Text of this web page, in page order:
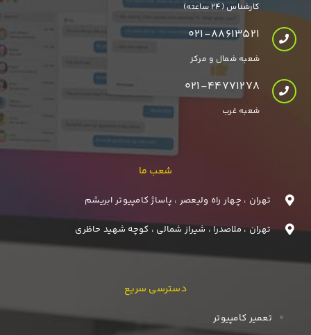
کارشناس (24 ساعته)
021-88613521
شعبه شمال و مرکز
021-44771278
شعبه غرب
شعب ما
تهران ، چهار راه ولیعصر ، پاساژ کامپیوتر ابریشم
تهران ، ملاصدرا ، شیراز شمالی ، کوچه شهید حاظری
دسترسی سریع
تعمیر کامپیوتر